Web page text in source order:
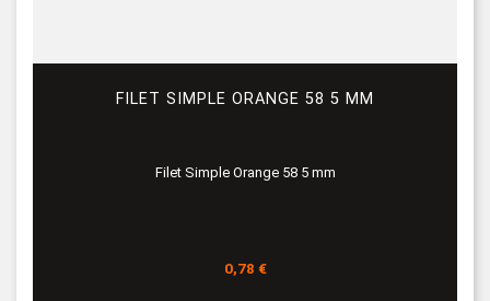
FILET SIMPLE ORANGE 58 5 MM
Filet Simple Orange 58 5 mm
Prix
0,78 €